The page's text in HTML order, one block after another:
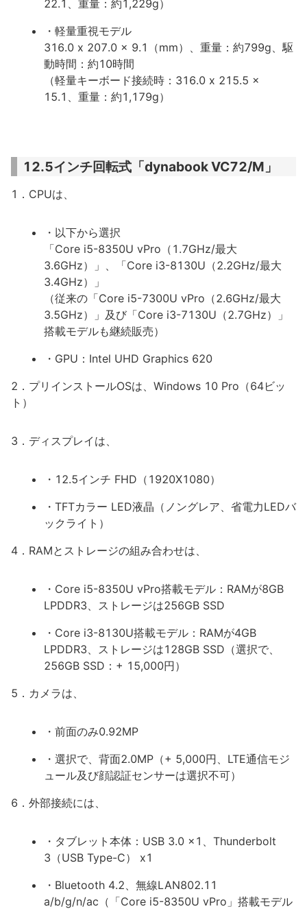
22.1、重量：約1,229g）
・軽量重視モデル
316.0 x 207.0 x 9.1（mm）、重量：約799g、駆
動時間：約10時間
（軽量キーボード接続時：316.0 x 215.5 x
15.1、重量：約1,179g）
12.5インチ回転式「dynabook VC72/M」
1．CPUは、
・以下から選択
「Core i5-8350U vPro（1.7GHz/最大
3.6GHz）」、「Core i3-8130U（2.2GHz/最大
3.4GHz）」
（従来の「Core i5-7300U vPro（2.6GHz/最大
3.5GHz）」及び「Core i3-7130U（2.7GHz）」
搭載モデルも継続販売）
・GPU：Intel UHD Graphics 620
2．プリインストールOSは、Windows 10 Pro（64ビッ
ト）
3．ディスプレイは、
・12.5インチ FHD（1920X1080）
・TFTカラー LED液晶（ノングレア、省電力LEDバ
ックライト）
4．RAMとストレージの組み合わせは、
・Core i5-8350U vPro搭載モデル：RAMが8GB
LPDDR3、ストレージは256GB SSD
・Core i3-8130U搭載モデル：RAMが4GB
LPDDR3、ストレージは128GB SSD（選択で、
256GB SSD：+ 15,000円）
5．カメラは、
・前面のみ0.92MP
・選択で、背面2.0MP（+ 5,000円、LTE通信モジ
ュール及び顔認証センサーは選択不可）
6．外部接続には、
・タブレット本体：USB 3.0 x1、Thunderbolt
3（USB Type-C） x1
・Bluetooth 4.2、無線LAN802.11
a/b/g/n/ac（「Core i5-8350U vPro」搭載モデル